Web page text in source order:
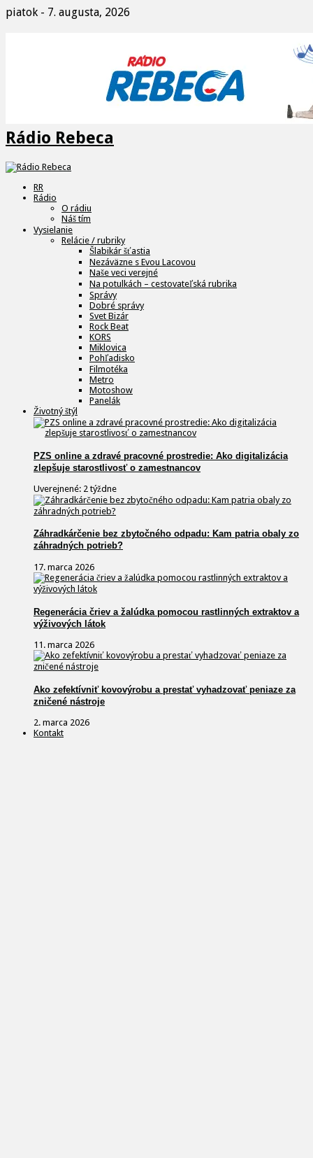
piatok - 7. augusta, 2026
Rádio Rebeca
RR
Rádio
O rádiu
Náš tím
Vysielanie
Relácie / rubriky
Šlabikár šťastia
Nezáväzne s Evou Lacovou
Naše veci verejné
Na potulkách – cestovateľská rubrika
Správy
Dobré správy
Svet Bizár
Rock Beat
KORS
Miklovica
Pohľadisko
Filmotéka
Metro
Motoshow
Panelák
Životný štýl
PZS online a zdravé pracovné prostredie: Ako digitalizácia
zlepšuje starostlivosť o zamestnancov
Uverejnené: 2 týždne
Záhradkárčenie bez zbytočného odpadu: Kam patria obaly zo
záhradných potrieb?
17. marca 2026
Regenerácia čriev a žalúdka pomocou rastlinných extraktov a
výživových látok
11. marca 2026
Ako zefektívniť kovovýrobu a prestať vyhadzovať peniaze za
zničené nástroje
2. marca 2026
Kontakt